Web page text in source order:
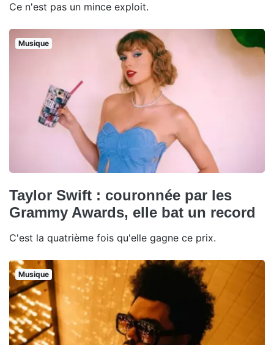
Ce n'est pas un mince exploit.
Musique
Taylor Swift : couronnée par les
Grammy Awards, elle bat un record
C'est la quatrième fois qu'elle gagne ce prix.
Musique